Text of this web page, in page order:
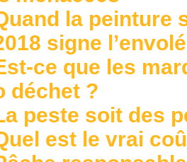
la peinture
signe
ce que les
déchet ?
peste soit des
est le vrai